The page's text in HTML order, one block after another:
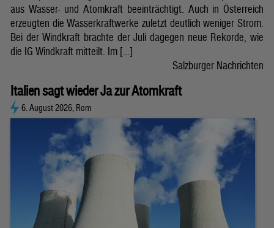
aus Wasser- und Atomkraft beeinträchtigt. Auch in Österreich
erzeugten die Wasserkraftwerke zuletzt deutlich weniger Strom.
Bei der Windkraft brachte der Juli dagegen neue Rekorde, wie
die IG Windkraft mitteilt. Im […]
Salzburger Nachrichten
Italien sagt wieder Ja zur Atomkraft
6. August 2026, Rom